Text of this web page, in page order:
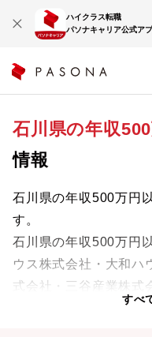
ハイクラス転職
パソナキャリア公式ア
石川県の年収
情報
石川県の年収500万円
す。
石川県の年収500万円
ウス株式会社・大和ハ
式会社・三谷産業株式
成長中の企業や地域に
すべ